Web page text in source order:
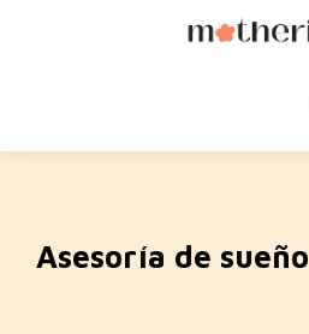
Asesoría de sueño